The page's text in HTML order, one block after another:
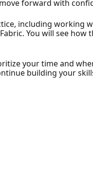
forward with
including working
You will see how
your time and
building your